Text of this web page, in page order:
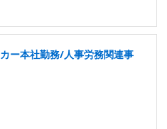
ー本社勤務/人事労務関連事